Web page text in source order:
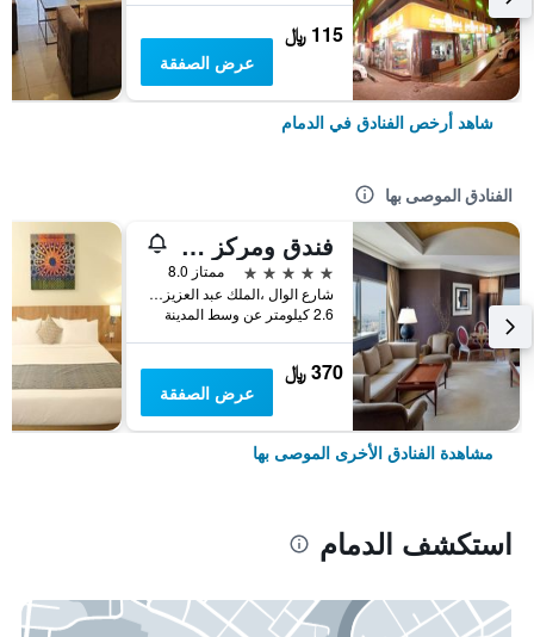
115 ﷼
عرض الصفقة
شاهد أرخص الفنادق في الدمام
الفنادق الموصى بها
فندق ومركز مؤتمرات شيراتون الدمام
5 نجوم
ممتاز 8.0
شارع الوال ،الملك عبد العزيز الطريق, الدمام, المملكة العربية السعودية
2.6 كيلومتر عن وسط المدينة
370 ﷼
عرض الصفقة
مشاهدة الفنادق الأخرى الموصى بها
استكشف الدمام